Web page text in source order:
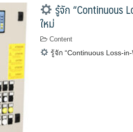
รู้จัก “Continuous
ใหม่
Content
รู้จัก “Continuous Loss-